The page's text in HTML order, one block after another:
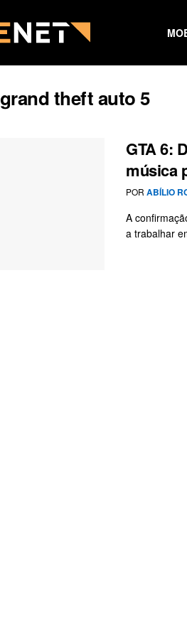
grand theft auto 5
GTA 6:
música
POR ABÍLIO
A
a trabalhar